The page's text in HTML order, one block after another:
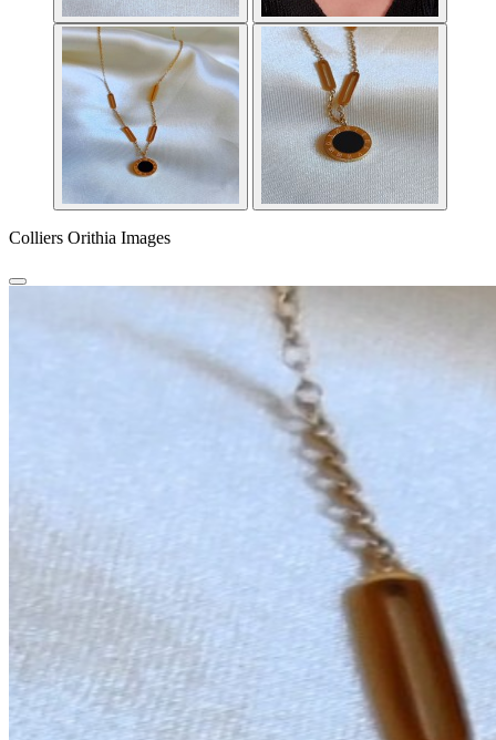
Colliers Orithia Images